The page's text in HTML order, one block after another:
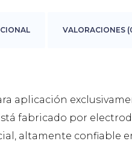
VALORACIONES
aplicación
fabricado por
altamente confiable